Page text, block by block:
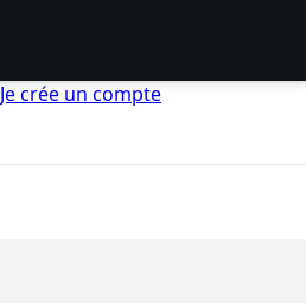
Je crée un compte